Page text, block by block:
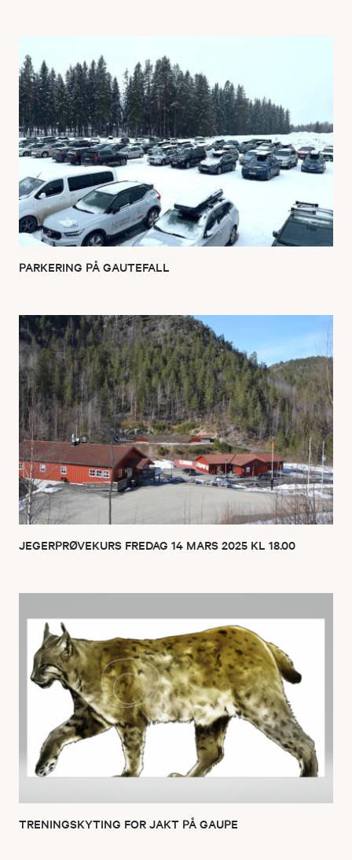
PARKERING PÅ GAUTEFALL
JEGERPRØVEKURS FREDAG 14 MARS 2025 KL 18.00
TRENINGSKYTING FOR JAKT PÅ GAUPE